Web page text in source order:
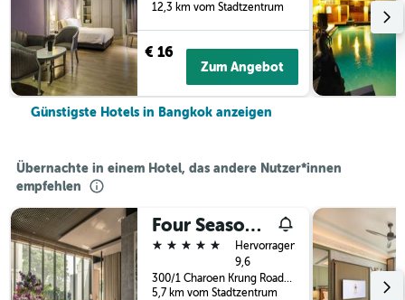
12,3 km vom Stadtzentrum
€ 16
Zum Angebot
Günstigste Hotels in Bangkok anzeigen
Übernachte in einem Hotel, das andere Nutzer*innen
empfehlen
Four Seasons Hotel Bangkok at Chao Phraya River
5 Sterne
Hervorragend
9,6
300/1 Charoen Krung Road, Sathorn, Bangkok, Thailand
5,7 km vom Stadtzentrum